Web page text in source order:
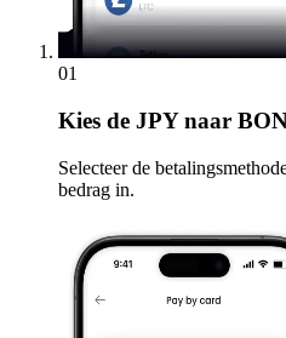
01
Kies de JPY naar
Selecteer de
bedrag in.